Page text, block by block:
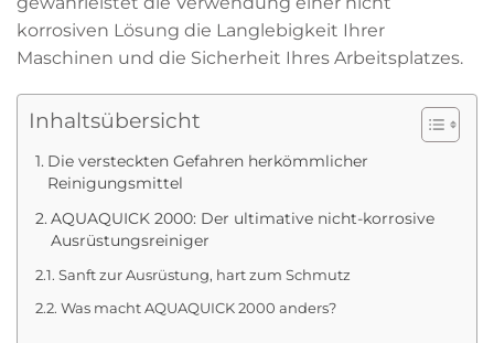
korrosiven Lösung die Langlebigkeit Ihrer
Maschinen und die Sicherheit Ihres Arbeitsplatzes.
Inhaltsübersicht
Die versteckten Gefahren herkömmlicher
Reinigungsmittel
AQUAQUICK 2000: Der ultimative nicht-korrosive
Ausrüstungsreiniger
Sanft zur Ausrüstung, hart zum Schmutz
Was macht AQUAQUICK 2000 anders?